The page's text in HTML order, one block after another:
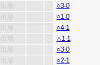
出場
○3-0
出場
○1-0
出場
○4-1
出場
△1-1
出場
○3-0
出場
○2-1